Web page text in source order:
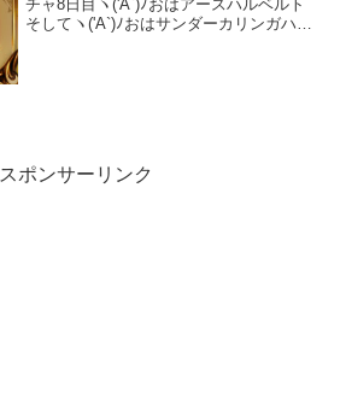
チャ8日目ヽ('A`)ﾉおはアースハルベルト
そしてヽ('A`)ﾉおはサンダーカリンガハガ
スポンサーリンク